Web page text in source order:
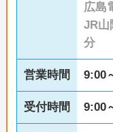
広島
JR山
分
営業時間 9:00
受付時間 9:00